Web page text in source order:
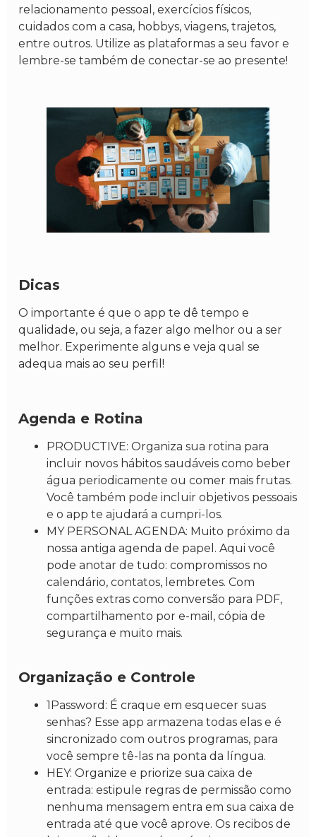
relacionamento pessoal, exercícios físicos,
cuidados com a casa, hobbys, viagens, trajetos,
entre outros. Utilize as plataformas a seu favor e
lembre-se também de conectar-se ao presente!
Dicas
O importante é que o app te dê tempo e
qualidade, ou seja, a fazer algo melhor ou a ser
melhor. Experimente alguns e veja qual se
adequa mais ao seu perfil!
Agenda e Rotina
PRODUCTIVE: Organiza sua rotina para
incluir novos hábitos saudáveis como beber
água periodicamente ou comer mais frutas.
Você também pode incluir objetivos pessoais
e o app te ajudará a cumpri-los.
MY PERSONAL AGENDA: Muito próximo da
nossa antiga agenda de papel. Aqui você
pode anotar de tudo: compromissos no
calendário, contatos, lembretes. Com
funções extras como conversão para PDF,
compartilhamento por e-mail, cópia de
segurança e muito mais.
Organização e Controle
1Password: É craque em esquecer suas
senhas? Esse app armazena todas elas e é
sincronizado com outros programas, para
você sempre tê-las na ponta da língua.
HEY: Organize e priorize sua caixa de
entrada: estipule regras de permissão como
nenhuma mensagem entra em sua caixa de
entrada até que você aprove. Os recibos de